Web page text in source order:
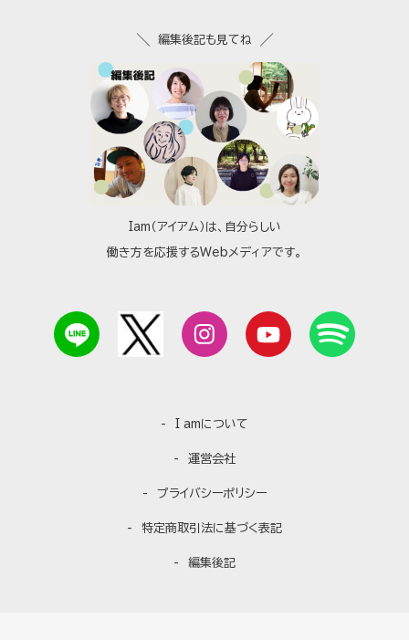
Iam（アイアム）は、自分らしい
働き方を応援するWebメディアです。
I amについて
運営会社
プライバシーポリシー
特定商取引法に基づく表記
編集後記
編集後記も見てね